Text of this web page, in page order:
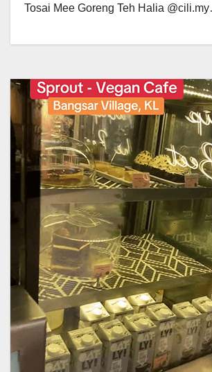
Tosai Mee Goreng Teh Halia